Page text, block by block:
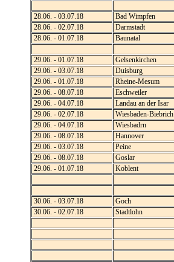
28.06. - 03.07.18 Bad Wimpfen
28.06. - 02.07.18
Darmstadt
28.06. - 01.07.18
Baunatal
29.06. - 01.07.18 Gelsenkirchen
29.06. - 03.07.18
Duisburg
29.06. - 01.07.18
Rheine-Mesum
29.06. - 08.07.18
Eschweiler
29.06. - 04.07.18
Landau an der Isar
29.06. - 02.07.18
Wiesbaden-Biebrich
29.06. - 04.07.18
Wiesbadrn
29.06. - 08.07.18
Hannover
29.06. - 03.07.18
Peine
29.06. - 08.07.18
Goslar
29.06. - 01.07.18
Koblent
30.06. - 03.07.18 Goch
30.06. - 02.07.18
Stadtlohn